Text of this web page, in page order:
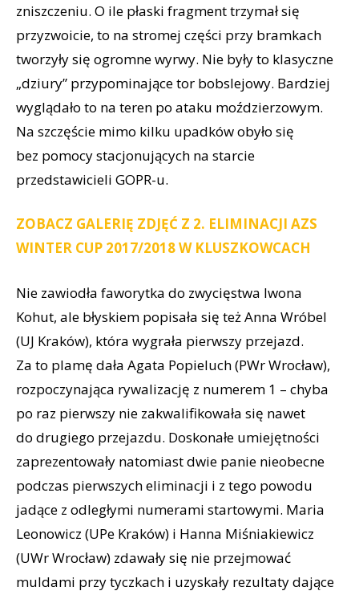
zniszczeniu. O ile płaski fragment trzymał się
przyzwoicie, to na stromej części przy bramkach
tworzyły się ogromne wyrwy. Nie były to klasyczne
„dziury” przypominające tor bobslejowy. Bardziej
wyglądało to na teren po ataku moździerzowym.
Na szczęście mimo kilku upadków obyło się
bez pomocy stacjonujących na starcie
przedstawicieli GOPR-u.
ZOBACZ GALERIĘ ZDJĘĆ Z 2. ELIMINACJI AZS
WINTER CUP 2017/2018 W KLUSZKOWCACH
Nie zawiodła faworytka do zwycięstwa Iwona
Kohut, ale błyskiem popisała się też Anna Wróbel
(UJ Kraków), która wygrała pierwszy przejazd.
Za to plamę dała Agata Popieluch (PWr Wrocław),
rozpoczynająca rywalizację z numerem 1 – chyba
po raz pierwszy nie zakwalifikowała się nawet
do drugiego przejazdu. Doskonałe umiejętności
zaprezentowały natomiast dwie panie nieobecne
podczas pierwszych eliminacji i z tego powodu
jadące z odległymi numerami startowymi. Maria
Leonowicz (UPe Kraków) i Hanna Miśniakiewicz
(UWr Wrocław) zdawały się nie przejmować
muldami przy tyczkach i uzyskały rezultaty dające